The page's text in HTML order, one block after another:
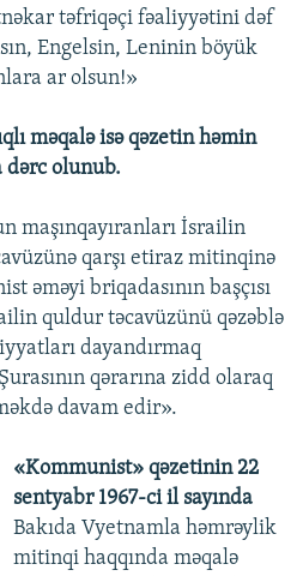
təfriqəçi fəaliyyətini dəf
Engelsin, Leninin böyük
ar olsun!»
məqalə isə qəzetin həmin
dərc olunub.
maşınqayıranları İsrailin
qarşı etiraz mitinqinə
əməyi briqadasının başçısı
quldur təcavüzünü qəzəblə
dayandırmaq
qərarına zidd olaraq
davam edir».
«Kommunist» qəzetinin 22
sentyabr 1967-ci il sayında
Bakıda Vyetnamla həmrəylik
mitinqi haqqında məqalə